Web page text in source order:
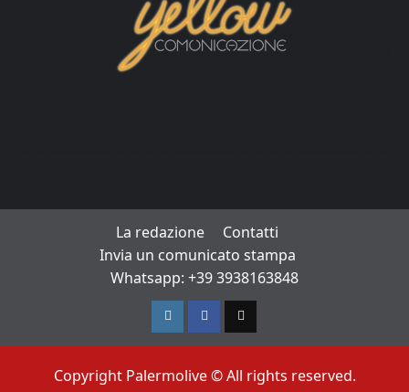
La redazione
Contatti
Invia un comunicato stampa
Whatsapp: +39 3938163848
InstagramFacebook
TikTok
Copyright Palermolive © All rights reserved.